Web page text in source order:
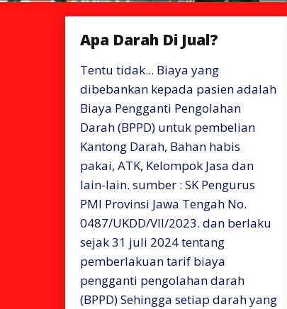
Apa Darah Di Jual?
Tentu tidak... Biaya yang
dibebankan kepada pasien adalah
Biaya Pengganti Pengolahan
Darah (BPPD) untuk pembelian
Kantong Darah, Bahan habis
pakai, ATK, Kelompok Jasa dan
lain-lain. sumber : SK Pengurus
PMI Provinsi Jawa Tengah No.
0487/UKDD/VII/2023. dan berlaku
sejak 31 juli 2024 tentang
pemberlakuan tarif biaya
pengganti pengolahan darah
(BPPD) Sehingga setiap darah yang